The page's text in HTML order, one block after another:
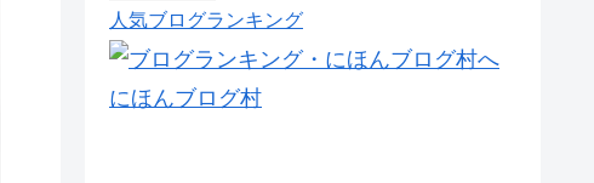
人気ブログランキング
にほんブログ村